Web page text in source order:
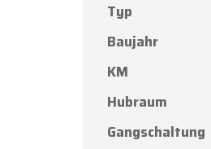
Typ
Baujahr
KM
Hubraum
Gangschaltung